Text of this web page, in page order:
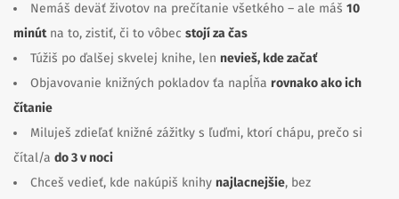
Nemáš deväť životov na prečítanie všetkého – ale máš 10
minútna to, zistiť, či to vôbec stojí za čas
Túžiš po ďalšej skvelej knihe, len nevieš, kde začať
Objavovanie knižných pokladov ťa napĺňa rovnako ako ich
čítanie
Miluješ zdieľať knižné zážitky s ľuďmi, ktorí chápu, prečo si
čítal/a do 3 v noci
Chceš vedieť, kde nakúpiš knihy najlacnejšie, bez